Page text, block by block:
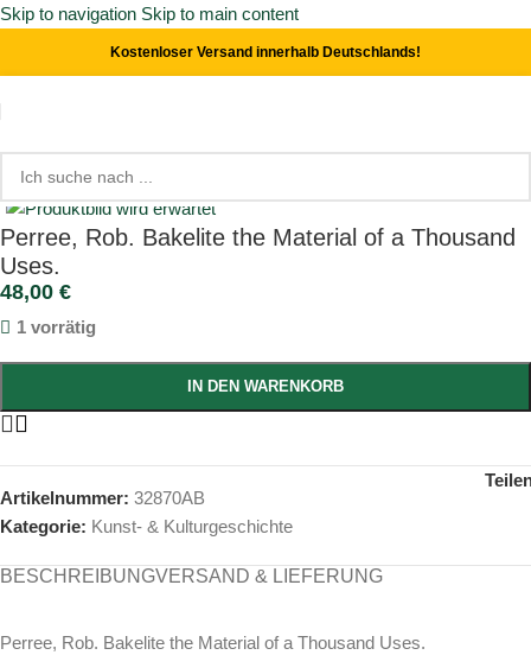
Skip to navigation Skip to main content
Kostenloser Versand innerhalb Deutschlands!
Start/ Kunst- & Kulturgeschichte
Click to enlarge
Perree, Rob. Bakelite the Material of a Thousand
Uses.
48,00 €
1 vorrätig
IN DEN WARENKORB
Artikelnummer: 32870AB
Kategorie: Kunst- & Kulturgeschichte
BESCHREIBUNGVERSAND & LIEFERUNG
Perree, Rob. Bakelite the Material of a Thousand Uses.